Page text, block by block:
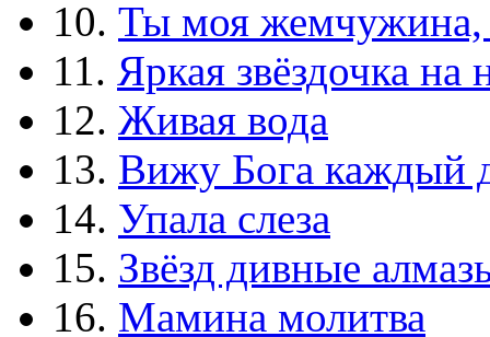
10. Ты моя жемчужина,
11. Яркая звёздочка на
12. Живая вода
13. Вижу Бога каждый
14. Упала слеза
15. Звёзд дивные
16. Мамина молитва